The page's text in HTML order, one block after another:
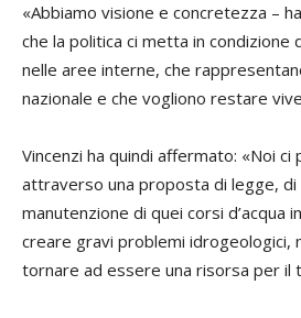
«Abbiamo visione e concretezza –
che la politica ci metta in
nelle aree interne, che
nazionale e che vogliono restare
Vincenzi ha quindi affermato: «Noi ci
attraverso una proposta di legge,
manutenzione di quei corsi d’acqua
creare gravi problemi idrogeologici,
tornare ad essere una risorsa per il